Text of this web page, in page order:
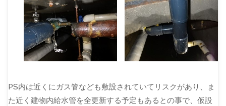
PS内は近くにガス管なども敷設されていてリスクがあり、ま
た近く建物内給水管を全更新する予定もあるとの事で、仮設